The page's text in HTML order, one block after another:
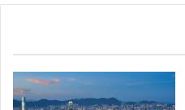
يهتمون بدراسة تاريخ
كان مهمًا جدًا في
من المعارك